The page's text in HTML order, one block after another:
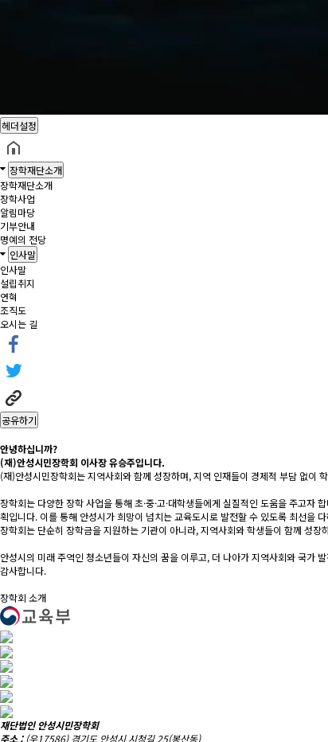
헤더설정
장학재단소개
장학재단소개
장학사업
알림마당
기부안내
명예의 전당
인사말
인사말
설립취지
연혁
조직도
오시는 길
공유하기
안녕하십니까?
(재)안성시민장학회 이사장 유승주입니다.
(재)안성시민장학회는 지역사회와 함께 성장하며, 지역 인재들이 경제적 부담 없이
장학회는 다양한 장학 사업을 통해 초·중·고·대학생들에게 실질적인 도움을 주고
획입니다. 이를 통해 안성시가 희망이 넘치는 교육도시로 발전할 수 있도록 최선을
장학회는 단순히 장학금을 지원하는 기관이 아니라, 지역사회와 학생들이 함께 성
안성시의 미래 주역인 청소년들이 자신의 꿈을 이루고, 더 나아가 지역사회와 국가
감사합니다.
장학회 소개
재단법인 안성시민장학회
주소 : (우17586) 경기도 안성시 시청길 25(봉산동)